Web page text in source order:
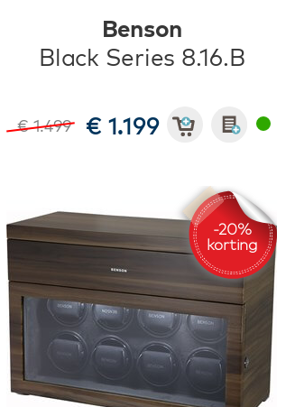
Benson
Black Series 8.16.B
€ 1.499 € 1.199